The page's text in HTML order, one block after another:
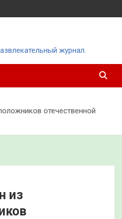
журнал.
отечественной
из